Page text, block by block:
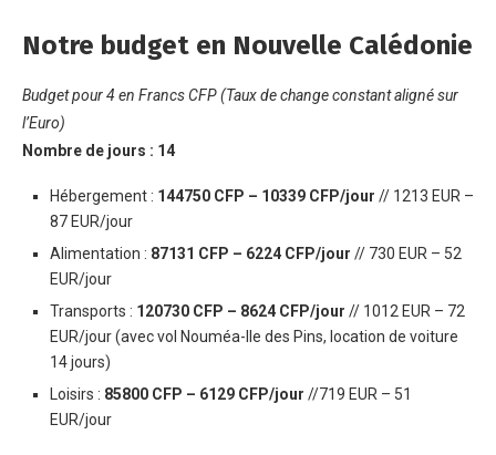
Notre budget en Nouvelle Calédonie
Budget pour 4 en Francs CFP (Taux de change constant aligné sur
l’Euro)
Nombre de jours : 14
Hébergement : 144750 CFP – 10339 CFP/jour // 1213 EUR –
87 EUR/jour
Alimentation : 87131 CFP – 6224 CFP/jour // 730 EUR – 52
EUR/jour
Transports : 120730 CFP – 8624 CFP/jour // 1012 EUR – 72
EUR/jour (avec vol Nouméa-Ile des Pins, location de voiture
14 jours)
Loisirs : 85800 CFP – 6129 CFP/jour //719 EUR – 51
EUR/jour